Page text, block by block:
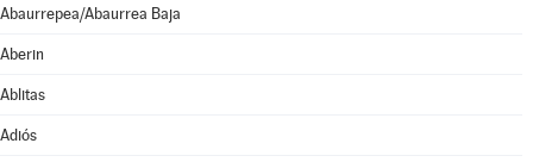
Abaurrepea/Abaurrea Baja
Aberin
Ablitas
Adiós